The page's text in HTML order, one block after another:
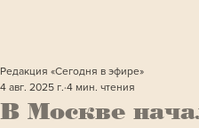
В Москве
Редакция «Сегодня в эфире»
4 авг. 2025 г. 4 мин. чтения